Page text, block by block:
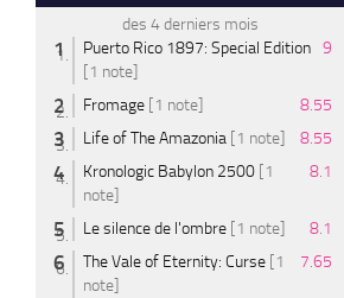
des 4 derniers mois
Puerto Rico 1897: Special Edition
[1 note]
9
Fromage [1 note]
8.55
Life of The Amazonia [1 note]
8.55
Kronologic Babylon 2500 [1
note]
8.1
Le silence de l'ombre [1 note]
8.1
The Vale of Eternity: Curse [1
note]
7.65